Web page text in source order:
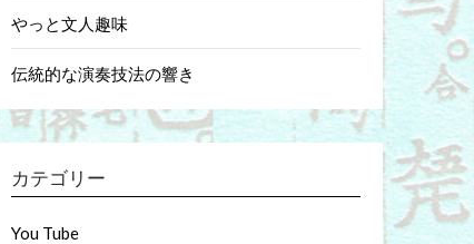
やっと文人趣味
伝統的な演奏技法の響き
カテゴリー
You Tube